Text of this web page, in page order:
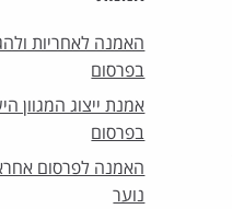
האמנה לאחריות
בפרסום
אמנת ייצוג המגוון
בפרסום
האמנה לפרסום
נוער